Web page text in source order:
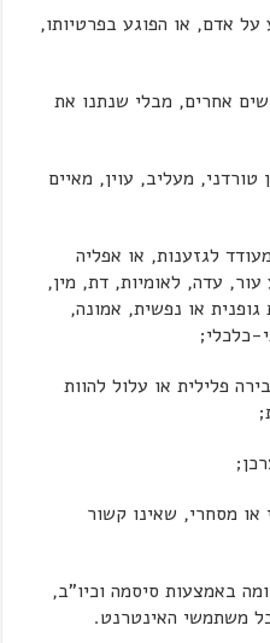
אדם, או הפוגע בפרטיותו,
אחרים, מבלי שנתנו את
מעליב, עוין, מאיים
לגזענות, או אפליה
עדה, לאומיות, דת, מין,
או נפשית, אמונה,
כלכלי;
פלילית או עלול להוות
מסחרי, שאינו קשור
באמצעות סיסמה וכיו"ב,
משתמשי האינטרנט.